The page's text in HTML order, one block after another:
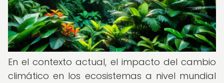
En el contexto actual, el impacto del cambio
climático en los ecosistemas a nivel mundial